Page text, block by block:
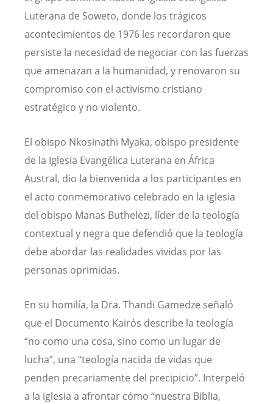
Luterana de Soweto, donde los trágicos
acontecimientos de 1976 les recordaron que
persiste la necesidad de negociar con las fuerzas
que amenazan a la humanidad, y renovaron su
compromiso con el activismo cristiano
estratégico y no violento.
El obispo Nkosinathi Myaka, obispo presidente
de la Iglesia Evangélica Luterana en África
Austral, dio la bienvenida a los participantes en
el acto conmemorativo celebrado en la iglesia
del obispo Manas Buthelezi, líder de la teología
contextual y negra que defendió que la teología
debe abordar las realidades vividas por las
personas oprimidas.
En su homilía, la Dra. Thandi Gamedze señaló
que el Documento Kairós describe la teología
“no como una cosa, sino como un lugar de
lucha”, una “teología nacida de vidas que
penden precariamente del precipicio”. Interpeló
a la iglesia a afrontar cómo “nuestra Biblia,